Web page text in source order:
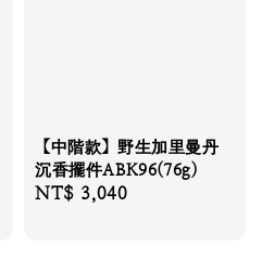
【中階款】野生加里曼丹
沉香擺件ABK96(76g)
Regular
NT$ 3,040